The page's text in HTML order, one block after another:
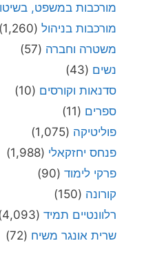
מורכבות במשפט,
מורכבות בניהול (1,260)
משטרה וחברה (57)
נשים (43)
סדנאות וקורסים (10)
ספרים (11)
פוליטיקה (1,075)
פנחס יחזקאלי (1,988)
פרקי לימוד (90)
קורונה (150)
רלוונטיים תמיד (4,093)
שרית אונגר משיח (72)